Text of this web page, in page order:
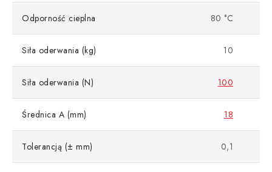
Odporność cieplna 80 °C
Siła oderwania (kg) 10
Siła oderwania (N) 100
Średnica A (mm) 18
Tolerancją (± mm) 0,1